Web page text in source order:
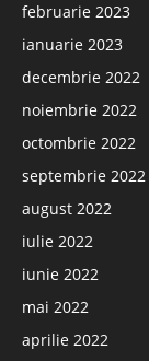
februarie 2023
ianuarie 2023
decembrie 2022
noiembrie 2022
octombrie 2022
septembrie 2022
august 2022
iulie 2022
iunie 2022
mai 2022
aprilie 2022